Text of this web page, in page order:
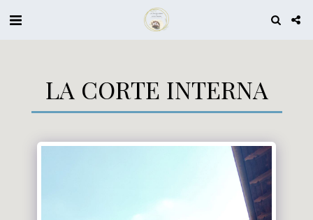
LA CORTE INTERNA